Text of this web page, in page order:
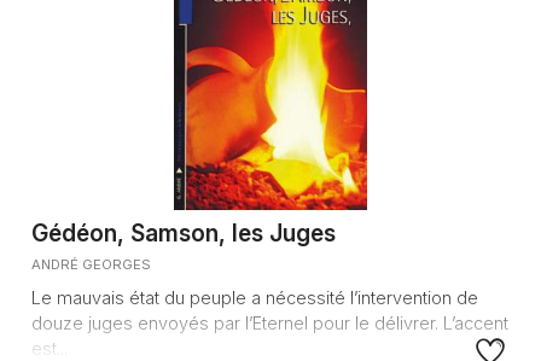
Gédéon, Samson, les Juges
ANDRÉ GEORGES
Le mauvais état du peuple a nécessité l’intervention de
douze juges envoyés par l’Eternel pour le délivrer. L’accent
est...